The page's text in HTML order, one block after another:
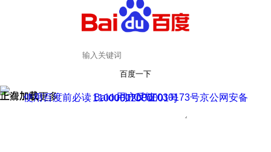
百度一下
正在加载
上滑加载更多 用户反馈
使用百度前必读 Baidu 京ICP证030173号
京公网安备11000002000001号